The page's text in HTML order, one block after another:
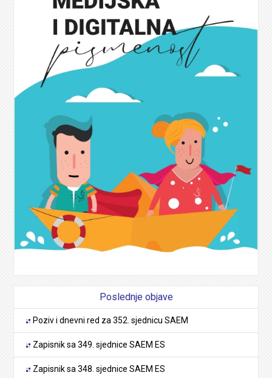
Poslednje objave
Poziv i dnevni red za 352. sjednicu SAEM
Zapisnik sa 349. sjednice SAEM ES
Zapisnik sa 348. sjednice SAEM ES